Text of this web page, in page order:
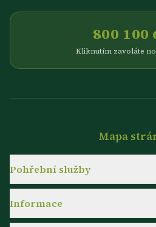
800 100
Kliknutím zavoláte
Mapa
Pohřební služby
Informace